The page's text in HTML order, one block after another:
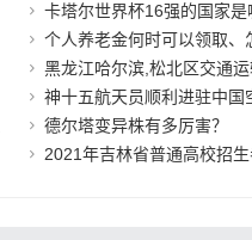
卡塔尔世界杯16强的国家是
个人养老金何时可以领取、
黑龙江哈尔滨,松北区交通
神十五航天员顺利进驻中国
德尔塔变异株有多厉害？
2021年吉林省普通高校招